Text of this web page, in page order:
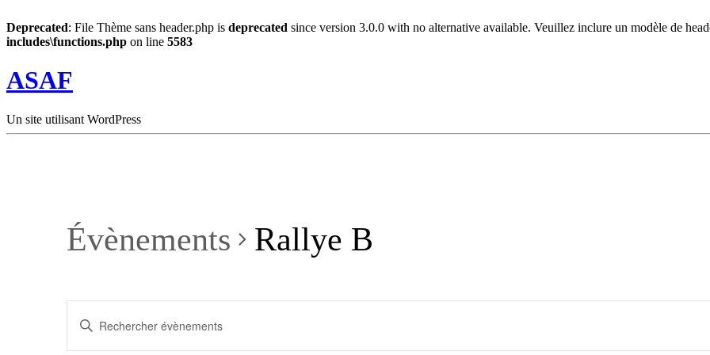
Deprecated: File Thème sans header.php is deprecated since version 3.0.0 with no alternative available. Veuillez inclure un modèle de
includes\functions.php on line 5583
ASAF
Un site utilisant WordPress
Évènements Rallye B
et
Saisir
mot-